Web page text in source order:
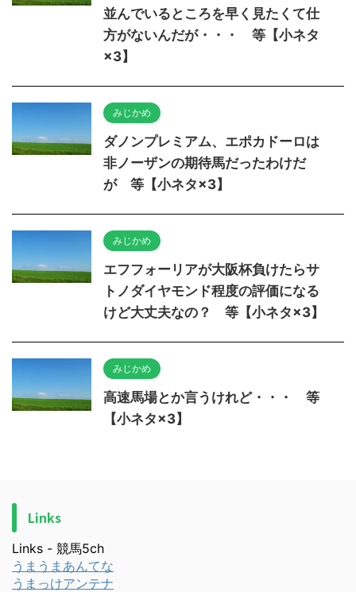
並んでいるところを早く見たくて仕
方がないんだが・・・ 等【小ネタ
×3】
みじかめ
ダノンプレミアム、エポカドーロは
非ノーザンの期待馬だったわけだ
が 等【小ネタ×3】
みじかめ
エフフォーリアが大阪杯負けたらサ
トノダイヤモンド程度の評価になる
けど大丈夫なの？ 等【小ネタ×3】
みじかめ
高速馬場とか言うけれど・・・ 等
【小ネタ×3】
Links
Links - 競馬5ch
うまうまあんてな
うまっけアンテナ